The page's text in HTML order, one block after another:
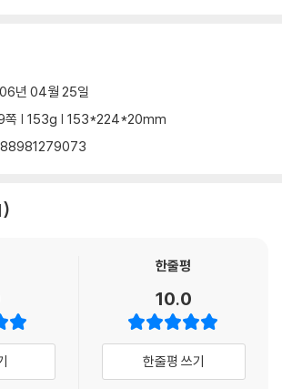
년 04월 25일
쪽 | 153g | 153*224*20mm
한줄평
10.0
한줄평 쓰기